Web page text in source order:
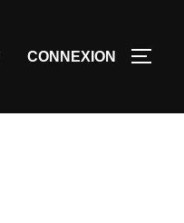
CONNEXION